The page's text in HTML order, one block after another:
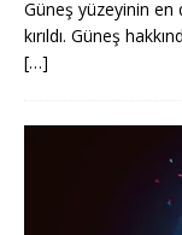
Güneş yüzeyinin en
kırıldı. Güneş
[…]